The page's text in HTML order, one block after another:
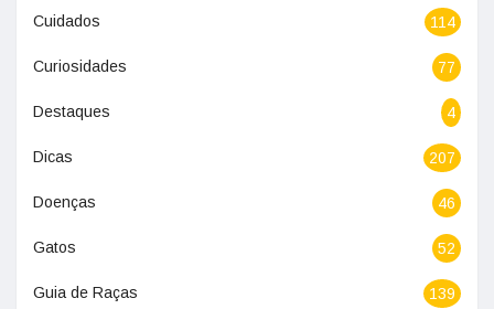
Cuidados 114
Curiosidades 77
Destaques 4
Dicas 207
Doenças 46
Gatos 52
Guia de Raças 139